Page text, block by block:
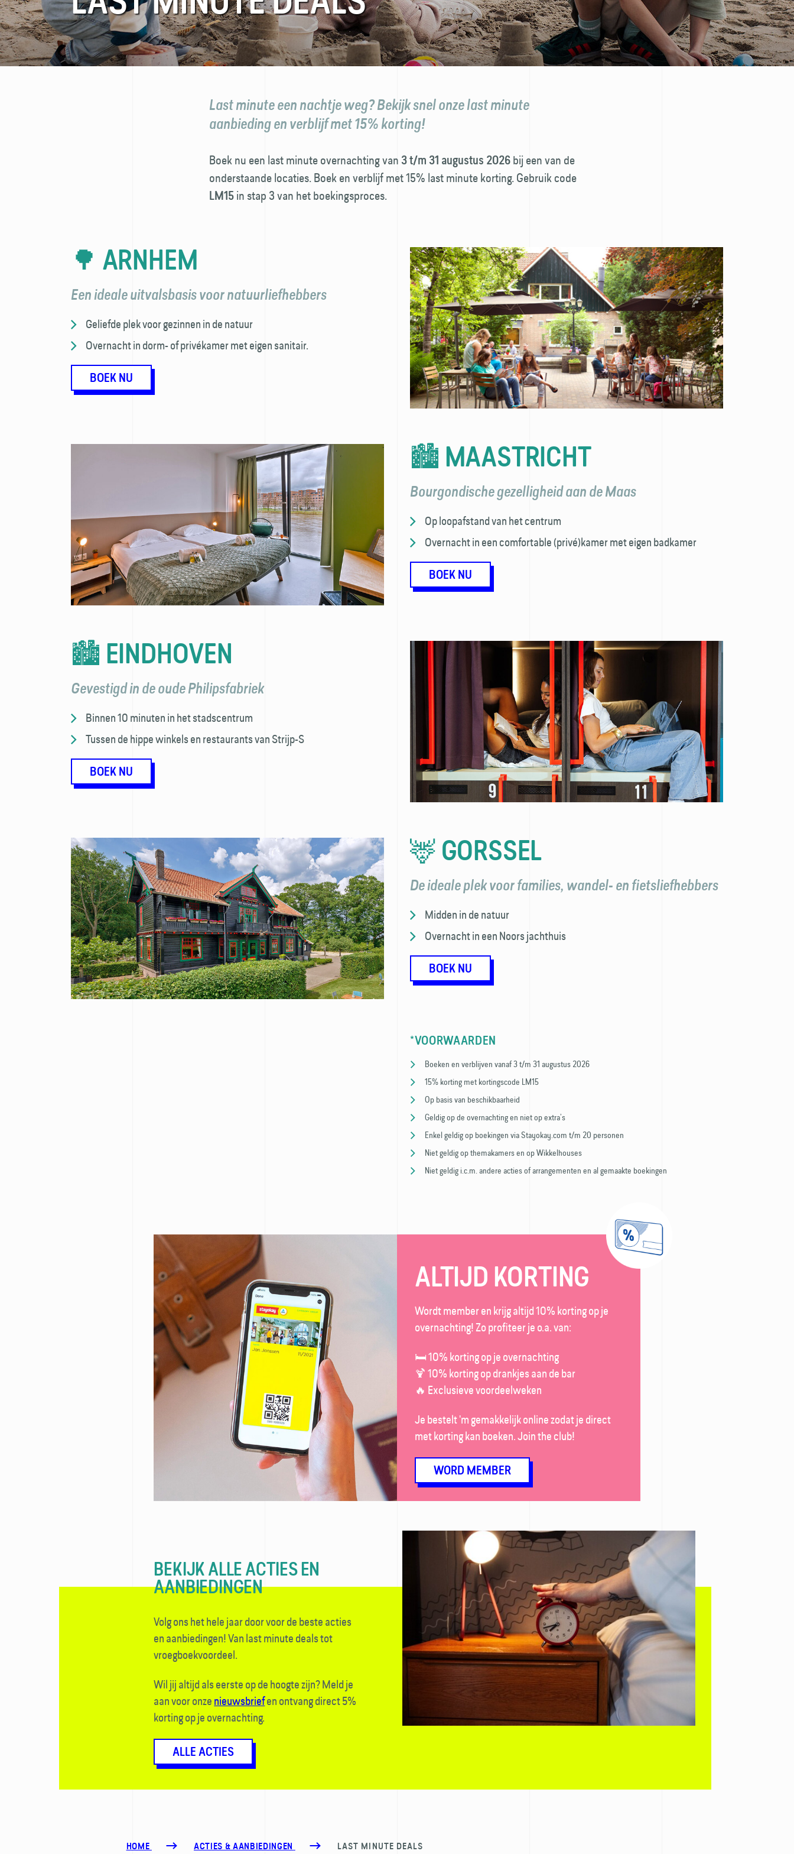
FAQ
Last minute een nachtje weg? Bekijk snel onze last minute
aanbieding en verblijf met 15% korting!
Boek nu een last minute overnachting van 3 t/m 31 augustus 2026bij een van de
onderstaande locaties. Boek en verblijf met 15% last minute korting. Gebruik code
LM15in stap 3 van het boekingsproces.
🌳 ARNHEM
Een ideale uitvalsbasis voor natuurliefhebbers
Geliefde plek voor gezinnen in de natuur
Overnacht in dorm- of privékamer met eigen sanitair.
BOEK NU
🏙️ MAASTRICHT
Bourgondische gezelligheid aan de Maas
Op loopafstand van het centrum
Overnacht in een comfortable (privé)kamer met eigen badkamer
BOEK NU
🏙️ EINDHOVEN
Gevestigd in de oude Philipsfabriek
Binnen 10 minuten in het stadscentrum
Tussen de hippe winkels en restaurants van Strijp-S
BOEK NU
🦌 GORSSEL
De ideale plek voor families, wandel- en fietsliefhebbers
Midden in de natuur
Overnacht in een Noors jachthuis
BOEK NU
*VOORWAARDEN
Boeken en verblijven vanaf 3 t/m 31 augustus 2026
15% korting met kortingscode LM15
Op basis van beschikbaarheid
Geldig op de overnachting en niet op extra’s
Enkel geldig op boekingen via Stayokay.com t/m 20 personen
Niet geldig op themakamers en op Wikkelhouses
Niet geldig i.c.m. andere acties of arrangementen en al gemaakte boekingen
ALTIJD KORTING
Wordt member en krijg altijd 10% korting op je
overnachting! Zo profiteer je o.a. van:
🛏️ 10% korting op je overnachting
🍹 10% korting op drankjes aan de bar
🔥 Exclusieve voordeelweken
Je bestelt 'm gemakkelijk online zodat je direct
met korting kan boeken. Join the club!
WORD MEMBER
BEKIJK ALLE ACTIES EN
AANBIEDINGEN
Volg ons het hele jaar door voor de beste acties
en aanbiedingen! Van last minute deals tot
vroegboek­voordeel.
Wil jij altijd als eerste op de hoogte zijn? Meld je
aan voor onzenieuwsbriefen ontvang direct 5%
korting op je overnachting.
ALLE ACTIES
HOME ACTIES & AANBIEDINGEN LAST MINUTE DEALS